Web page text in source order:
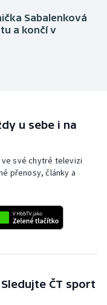
Sabalenková
a končí v
u sebe i na
ve své chytré televizi
přenosy, články a
ČT sport